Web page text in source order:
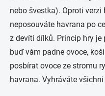
nebo švestka). Oproti
neposouváte havrana po
z devíti dílků. Princip hry je
buď vám padne ovoce,
posbírat ovoce ze stromu
havrana. Vyhráváte